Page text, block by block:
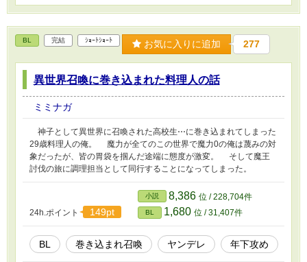
BL 完結 ｼｮｰﾄｼｮｰﾄ お気に入りに追加 277
異世界召喚に巻き込まれた料理人の話
ミミナガ
神子として異世界に召喚された高校生⋯に巻き込まれてしまった
29歳料理人の俺。 魔力が全てのこの世界で魔力0の俺は蔑みの対
象だったが、皆の胃袋を掴んだ途端に態度が激変。 そして魔王
討伐の旅に調理担当として同行することになってしまった。
24h.ポイント 149pt
小説 8,386 位 / 228,704件
BL 1,680 位 / 31,407件
BL 巻き込まれ召喚 ヤンデレ 年下攻め